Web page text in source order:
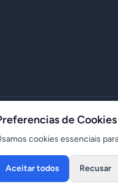
reservados.
de 2026 - 01:23
de Cookies
cookies essenciais
Aceitar todos Recusar